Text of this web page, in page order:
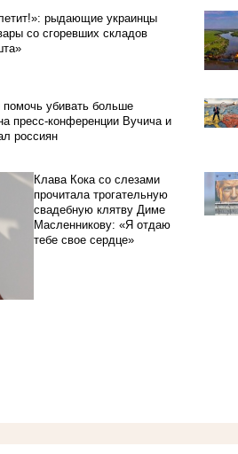
рыдающие украинцы
со сгоревших складов
убивать больше
пресс-конференции Вучича и
россиян
Клава Кока со слезами
прочитала трогательную
свадебную клятву Диме
Масленникову: «Я отдаю
тебе свое сердце»